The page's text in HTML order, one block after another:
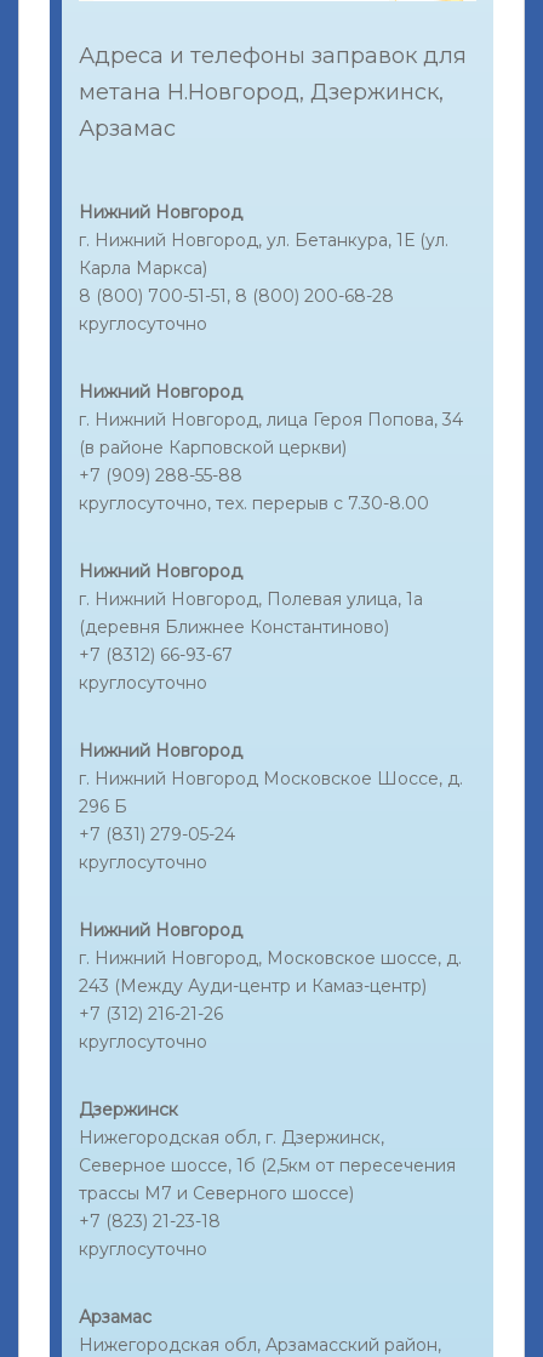
Адреса и телефоны заправок для
метана Н.Новгород, Дзержинск,
Арзамас
Нижний Новгород
г. Нижний Новгород, ул. Бетанкура, 1Е (ул.
Карла Маркса)
8 (800) 700-51-51, 8 (800) 200-68-28
круглосуточно
Нижний Новгород
г. Нижний Новгород, лица Героя Попова, 34
(в районе Карповской церкви)
+7 (909) 288-55-88
круглосуточно, тех. перерыв с 7.30-8.00
Нижний Новгород
г. Нижний Новгород, Полевая улица, 1а
(деревня Ближнее Константиново)
+7 (8312) 66-93-67
круглосуточно
Нижний Новгород
г. Нижний Новгород Московское Шоссе, д.
296 Б
+7 (831) 279-05-24
круглосуточно
Нижний Новгород
г. Нижний Новгород, Московское шоссе, д.
243 (Между Ауди-центр и Камаз-центр)
+7 (312) 216-21-26
круглосуточно
Дзержинск
Нижегородская обл, г. Дзержинск,
Северное шоссе, 1б (2,5км от пересечения
трассы М7 и Северного шоссе)
+7 (823) 21-23-18
круглосуточно
Арзамас
Нижегородская обл, Арзамасский район,